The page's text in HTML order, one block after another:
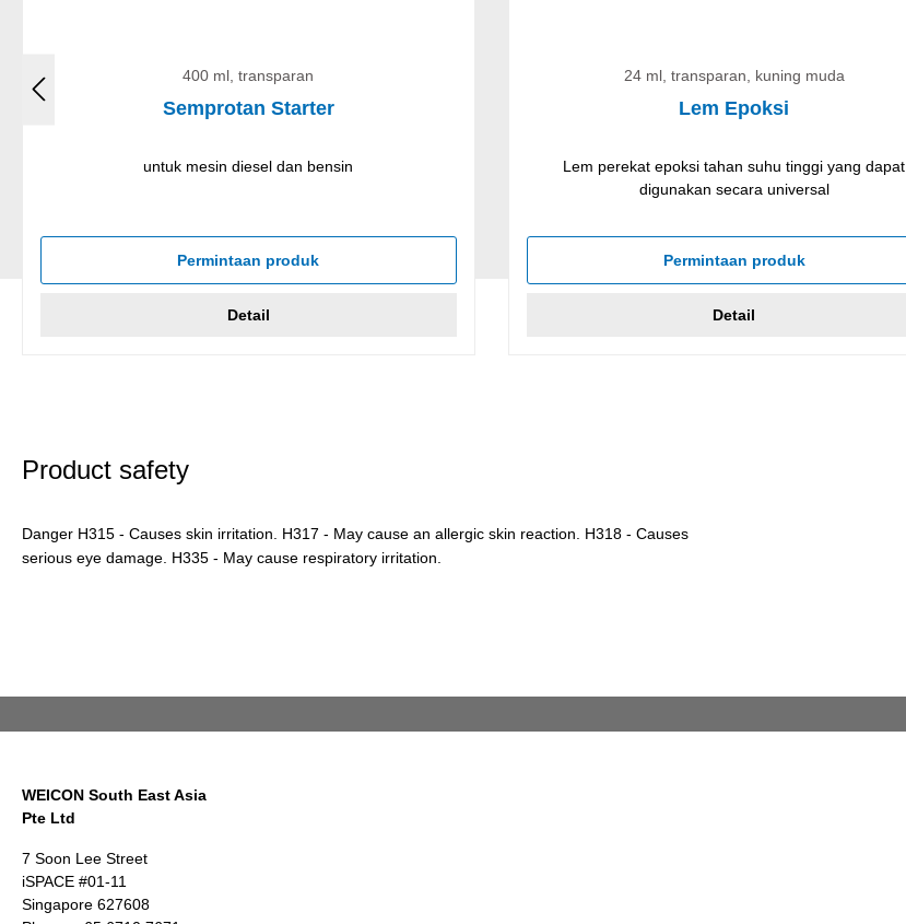
400 ml, transparan
Semprotan Starter
untuk mesin diesel dan bensin
Permintaan produk
Detail
24 ml, transparan, kuning muda
Lem Epoksi
Lem perekat epoksi tahan suhu tinggi yang dapat
digunakan secara universal
Permintaan produk
Detail
Product safety
Danger H315 - Causes skin irritation. H317 - May cause an allergic skin reaction. H318 - Causes
serious eye damage. H335 - May cause respiratory irritation.
WEICON South East Asia
Pte Ltd
7 Soon Lee Street
iSPACE #01-11
Singapore 627608